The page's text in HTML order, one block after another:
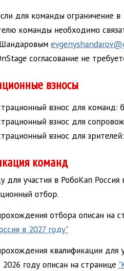
для команды ограничение
команды необходимо
согласование не
взносы
взнос для команд:
взнос для
взнос для
команд
для участия в РобоКап
отбор.
отбора описан на
в 2027 году"
квалификации для
2026 году описан на странице